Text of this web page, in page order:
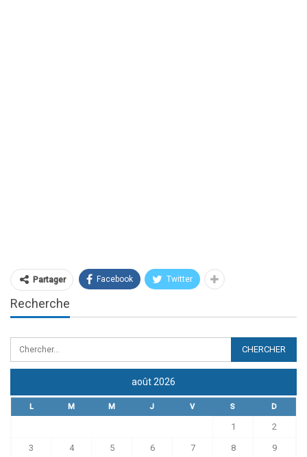
Partager Facebook Twitter
Recherche
août 2026
L M M J V S D
1 2
3 4 5 6 7 8 9